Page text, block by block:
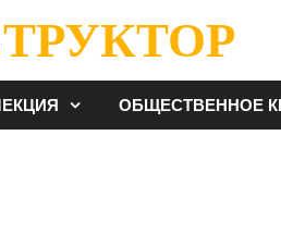
ОБЩЕСТВЕННОЕ